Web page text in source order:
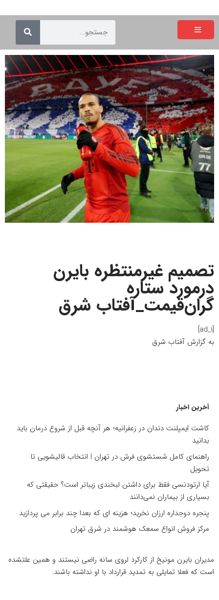
تصمیم غیرمنتظره بایرن
درمورد ستاره
گران‌قیمت_آفتاب شرق
[ad_1]
به گزارش آفتاب شرق
آخرین اخبار
کاشت ایمپلنت دندان در زعفرانیه؛ هر آنچه قبل از شروع درمان باید
بدانید
راهنمای کامل شستشوی فرش در تهران | انتخاب قالیشویی تا
تحویل
آیا ارتودنسی فقط برای داشتن لبخندی زیباتر است؟ حقیقتی که
بسیاری از بیماران نمی‌دانند
پنجره دوجداره ارزان نخرید؛ هزینه ای که بعدا چند برابر می پردازید
مرکز فروش انواع سمعک هوشمند در شرق تهران
مدیران بایرن مونیخ از کارکرد لروی سانه راضی نیستند و همین علتشده
است که فعلا تمایلی به تمدید قرارداد با او نداشته باشند.